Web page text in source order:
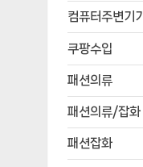
컴퓨터주변기기
쿠팡수입
패션의류
패션의류/잡화
패션잡화